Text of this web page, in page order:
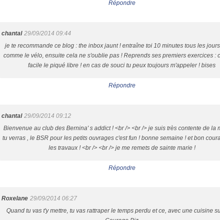
Répondre
chantal 29/09/2014 09:44
je te recommande ce blog : the inbox jaunt ! entraîne toi 10 minutes tous les
comme le vélo, ensuite cela ne s'oublie pas ! Reprends ses premiers exercices :
facile le piqué libre ! en cas de souci tu peux toujours m'appeler ! bises
Répondre
chantal 29/09/2014 09:12
Bienvenue au club des Bernina' s addict ! <br /> <br /> je suis très contente de la
tu verras , le BSR pour les petits ouvrages c'est fun ! bonne semaine ! et bon
les travaux ! <br /> <br /> je me remets de sainte marie !
Répondre
Roxelane 29/09/2014 06:27
Quand tu vas t'y mettre, tu vas rattraper le temps perdu et ce, avec une cuisine